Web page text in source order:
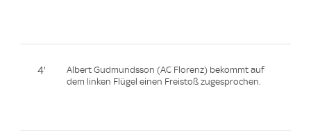
4'
Albert Gudmundsson (AC Florenz) bekommt auf
dem linken Flügel einen Freistoß zugesprochen.